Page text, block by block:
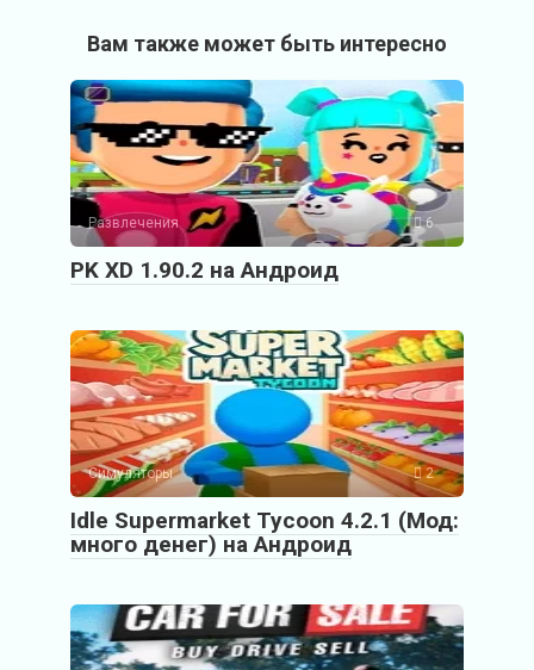
Вам также может быть интересно
Развлечения 6
PK XD 1.90.2 на Андроид
Симуляторы 2
Idle Supermarket Tycoon 4.2.1 (Мод:
много денег) на Андроид